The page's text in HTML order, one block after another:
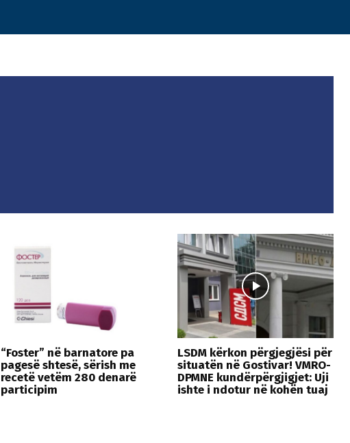
“Foster” në barnatore pa
pagesë shtesë, sërish me
recetë vetëm 280 denarë
participim
LSDM kërkon përgjegjësi për
situatën në Gostivar! VMRO-
DPMNE kundërpërgjigjet: Uji
ishte i ndotur në kohën tuaj